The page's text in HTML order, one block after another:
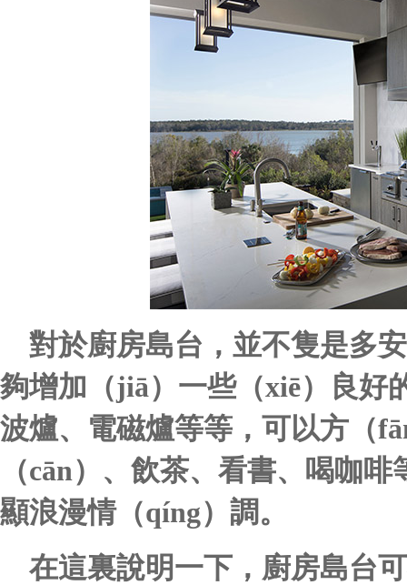
對於廚房島台，並不隻是多
夠增加（jiā）一些（xiē）良好
波爐、電磁爐等等，可以方（
（cān）、飲茶、看書、喝咖
顯浪漫情（qíng）調。
在這裏說明一下，廚房島台